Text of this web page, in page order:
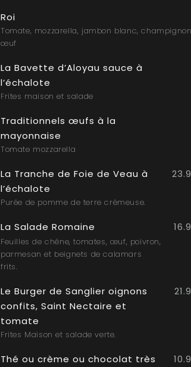
Roi
Tomate, mozzarella, jambon blanc,
œuf
La Bavette d’Aloyau sauce à
l’échalote
Frites maison et salade
Traditionnels œufs à la
mayonnaise
Tomate mozzarella
La Tranche de Foie de Veau à
l’échalote
Purée de pomme de terre crémeuse.
La Salade Romaine
Feuilles de chêne, tomates, œuf, poivron,
parmesan et beignets de calamars
frits.
Le Burger de Sanglier oignons
confits, Saint Nectaire et
tomate
Frites Maison et salade verte.
Thé ou crème ou chocolat très